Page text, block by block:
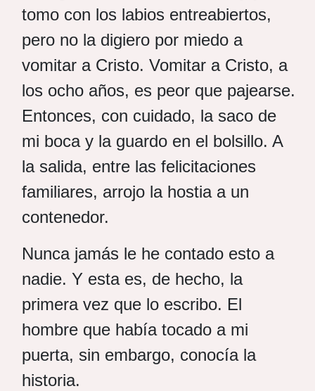
tomo con los labios entreabiertos,
pero no la digiero por miedo a
vomitar a Cristo. Vomitar a Cristo, a
los ocho años, es peor que pajearse.
Entonces, con cuidado, la saco de
mi boca y la guardo en el bolsillo. A
la salida, entre las felicitaciones
familiares, arrojo la hostia a un
contenedor.
Nunca jamás le he contado esto a
nadie. Y esta es, de hecho, la
primera vez que lo escribo. El
hombre que había tocado a mi
puerta, sin embargo, conocía la
historia.